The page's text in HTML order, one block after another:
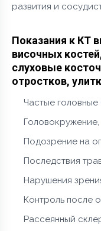
развития и
Показания к КТ
височных
слуховые
отростков,
Частые головные
Подозрение на
Последствия
Нарушения
Контроль после
Рассеянный